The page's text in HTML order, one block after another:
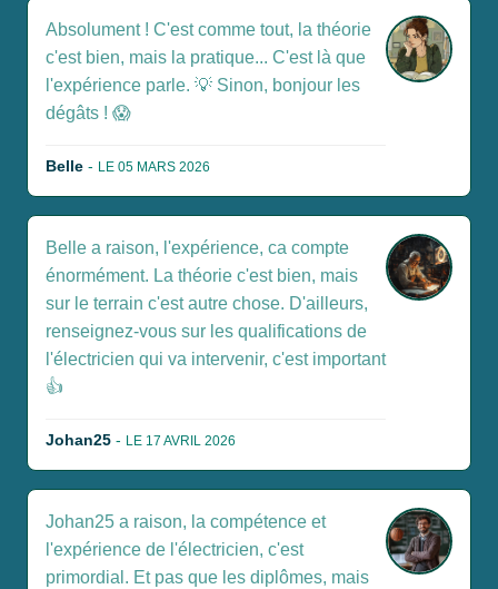
Absolument ! C'est comme tout, la théorie
c'est bien, mais la pratique... C'est là que
l'expérience parle. 💡 Sinon, bonjour les
dégâts ! 😱
Belle - LE 05 MARS 2026
Belle a raison, l'expérience, ca compte
énormément. La théorie c'est bien, mais
sur le terrain c'est autre chose. D'ailleurs,
renseignez-vous sur les qualifications de
l'électricien qui va intervenir, c'est important
👍
Johan25 - LE 17 AVRIL 2026
Johan25 a raison, la compétence et
l'expérience de l'électricien, c'est
primordial. Et pas que les diplômes, mais